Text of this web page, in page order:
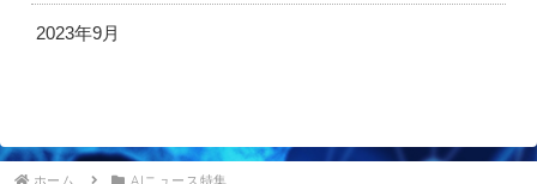
2023年9月
ホーム AIニュース特集